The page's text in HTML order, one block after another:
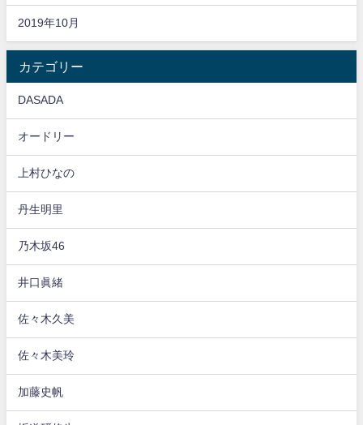
2019年10月
カテゴリー
DASADA
オードリー
上村ひなの
丹生明里
乃木坂46
井口眞緒
佐々木久美
佐々木美玲
加藤史帆